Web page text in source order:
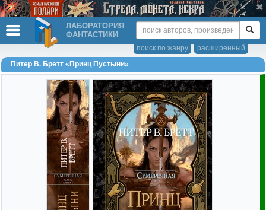
ЛАБОРАТОРИЯ
ФАНТАСТИКИ
расширенный
поиск по жанру
Питер В. Бретт «Принц Пустыни»